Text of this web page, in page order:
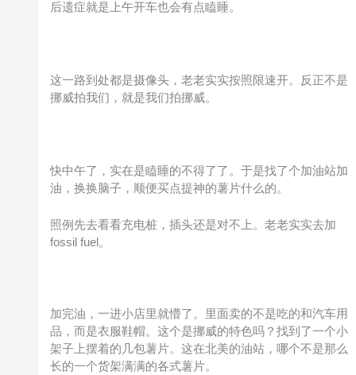
后遗症就是上午开车也会有点瞌睡。
这一路到处都是摄像头，老老实实按照限速开。反正不是
挪威拍我们，就是我们拍挪威。
快中午了，实在是瞌睡的不得了了。于是找了个加油站加
油，换换脑子，顺便买点提神的薯片什么的。
照例先去看看充电桩，插头还是对不上。老老实实去加
fossil fuel。
加完油，一进小店里就懵了。里面卖的不是吃的和汽车用
品，而是衣服鞋帽。这个是挪威的特色吗？找到了一个小
架子上摆着的几包薯片。这在北美的油站，哪个不是那么
长的一个货架满满的各式薯片。